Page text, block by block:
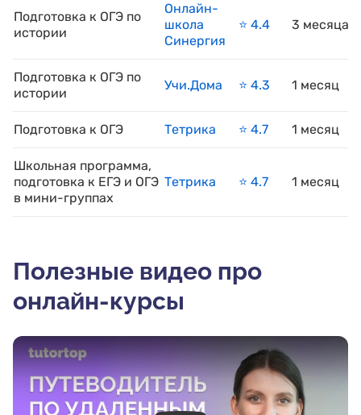
Подготовка к ОГЭ по
истории
Онлайн-
школа
Синергия
⭐️ 4.4 3 месяца
Подготовка к ОГЭ по
истории
Учи.Дома ⭐️ 4.3 1 месяц
Подготовка к ОГЭ Тетрика ⭐️ 4.7 1 месяц
Школьная программа,
подготовка к ЕГЭ и ОГЭ
в мини-группах
Тетрика ⭐️ 4.7 1 месяц
Полезные видео про
онлайн-курсы